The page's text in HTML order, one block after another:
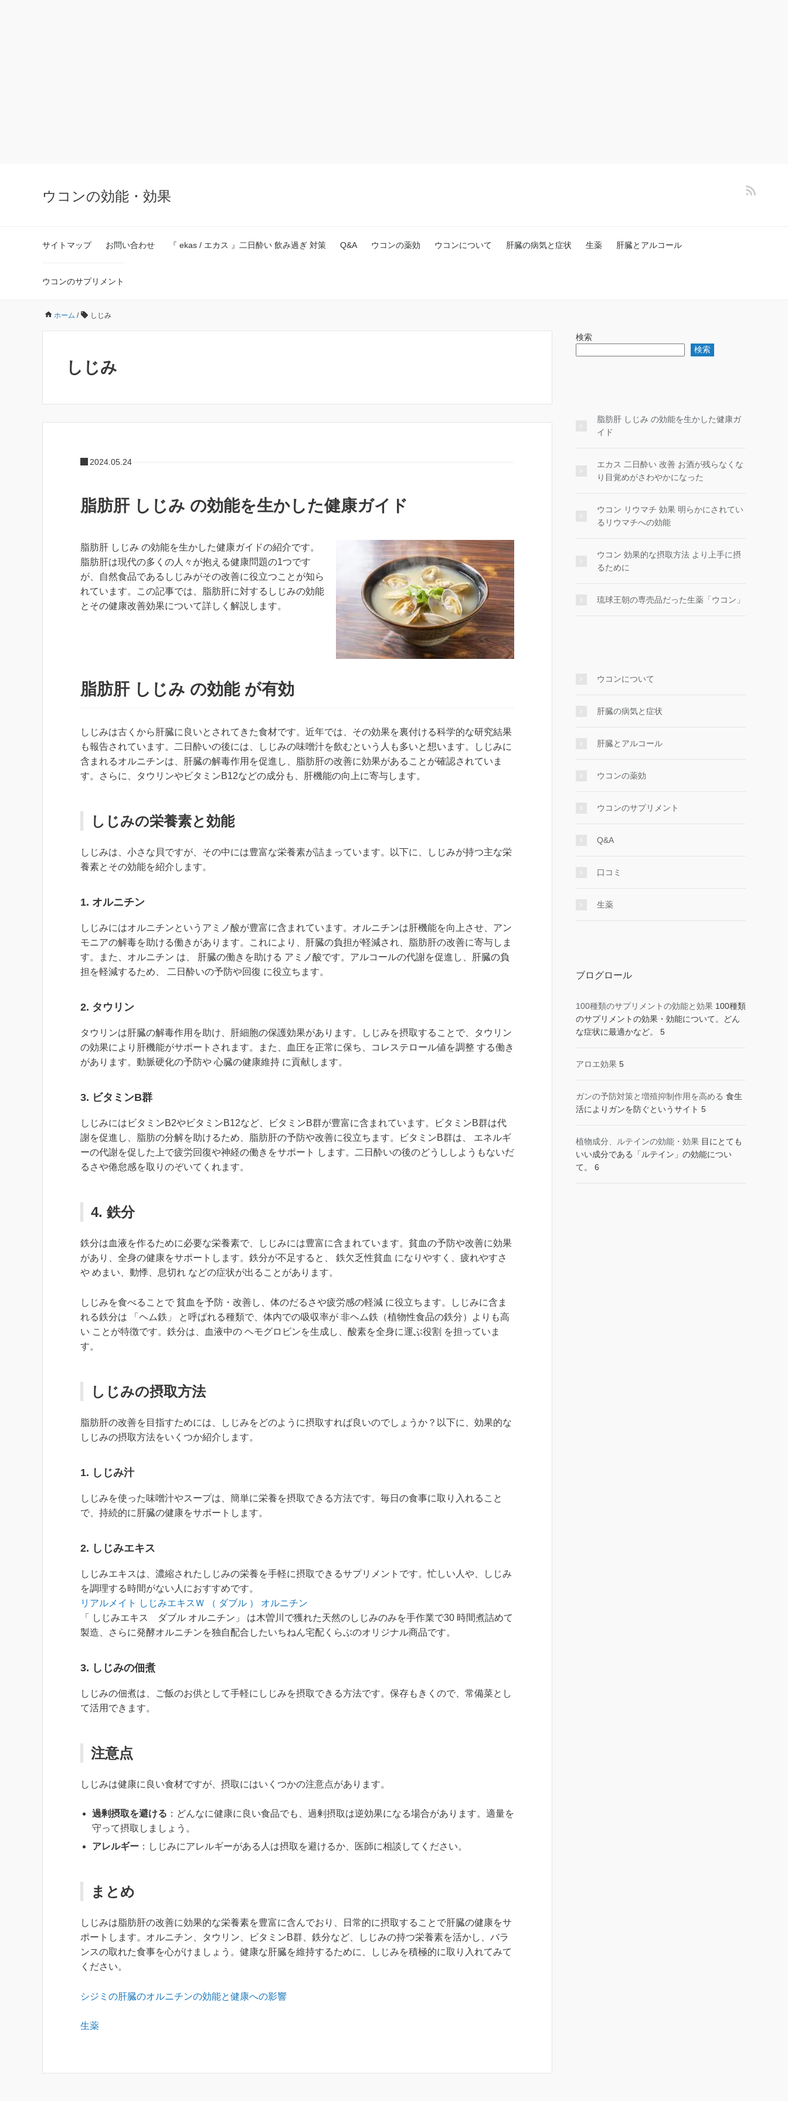
ウコンの効能・効果
サイトマップ お問い合わせ 『 ekas / エカス 』二日酔い 飲み過ぎ 対策 Q&A ウコンの薬効 ウコンについて 肝臓の病気と症状 生薬 肝臓とアルコール
ウコンのサプリメント
ホーム / しじみ
しじみ
2024.05.24
脂肪肝 しじみ の効能を生かした健康ガイド
脂肪肝 しじみ の効能を生かした健康ガイドの紹介です。
脂肪肝は現代の多くの人々が抱える健康問題の1つです
が、自然食品であるしじみがその改善に役立つことが知ら
れています。この記事では、脂肪肝に対するしじみの効能
とその健康改善効果について詳しく解説します。
脂肪肝 しじみ の効能 が有効
しじみは古くから肝臓に良いとされてきた食材です。近年では、その効果を裏付ける科学的な研究結果
も報告されています。二日酔いの後には、しじみの味噌汁を飲むという人も多いと想います。しじみに
含まれるオルニチンは、肝臓の解毒作用を促進し、脂肪肝の改善に効果があることが確認されていま
す。さらに、タウリンやビタミンB12などの成分も、肝機能の向上に寄与します。
しじみの栄養素と効能
しじみは、小さな貝ですが、その中には豊富な栄養素が詰まっています。以下に、しじみが持つ主な栄
養素とその効能を紹介します。
1. オルニチン
しじみにはオルニチンというアミノ酸が豊富に含まれています。オルニチンは肝機能を向上させ、アン
モニアの解毒を助ける働きがあります。これにより、肝臓の負担が軽減され、脂肪肝の改善に寄与しま
す。また、オルニチン は、 肝臓の働きを助ける アミノ酸です。アルコールの代謝を促進し、肝臓の負
担を軽減するため、 二日酔いの予防や回復 に役立ちます。
2. タウリン
タウリンは肝臓の解毒作用を助け、肝細胞の保護効果があります。しじみを摂取することで、タウリン
の効果により肝機能がサポートされます。また、血圧を正常に保ち、コレステロール値を調整 する働き
があります。動脈硬化の予防や 心臓の健康維持 に貢献します。
3. ビタミンB群
しじみにはビタミンB2やビタミンB12など、ビタミンB群が豊富に含まれています。ビタミンB群は代
謝を促進し、脂肪の分解を助けるため、脂肪肝の予防や改善に役立ちます。ビタミンB群は、 エネルギ
ーの代謝を促した上で疲労回復や神経の働きをサポート します。二日酔いの後のどうししようもないだ
るさや倦怠感を取りのぞいてくれます。
4. 鉄分
鉄分は血液を作るために必要な栄養素で、しじみには豊富に含まれています。貧血の予防や改善に効果
があり、全身の健康をサポートします。鉄分が不足すると、 鉄欠乏性貧血 になりやすく、疲れやすさ
や めまい、動悸、息切れ などの症状が出ることがあります。
しじみを食べることで 貧血を予防・改善し、体のだるさや疲労感の軽減 に役立ちます。しじみに含ま
れる鉄分は 「ヘム鉄」 と呼ばれる種類で、体内での吸収率が 非ヘム鉄（植物性食品の鉄分）よりも高
い ことが特徴です。鉄分は、血液中の ヘモグロビンを生成し、酸素を全身に運ぶ役割 を担っていま
す。
しじみの摂取方法
脂肪肝の改善を目指すためには、しじみをどのように摂取すれば良いのでしょうか？以下に、効果的な
しじみの摂取方法をいくつか紹介します。
1. しじみ汁
しじみを使った味噌汁やスープは、簡単に栄養を摂取できる方法です。毎日の食事に取り入れること
で、持続的に肝臓の健康をサポートします。
2. しじみエキス
しじみエキスは、濃縮されたしじみの栄養を手軽に摂取できるサプリメントです。忙しい人や、しじみ
を調理する時間がない人におすすめです。
リアルメイト しじみエキスＷ （ ダブル ） オルニチン
「 しじみエキス ダブル オルニチン」 は木曽川で獲れた天然のしじみのみを手作業で30 時間煮詰めて
製造、さらに発酵オルニチンを独自配合したいちねん宅配くらぶのオリジナル商品です。
3. しじみの佃煮
しじみの佃煮は、ご飯のお供として手軽にしじみを摂取できる方法です。保存もきくので、常備菜とし
て活用できます。
注意点
しじみは健康に良い食材ですが、摂取にはいくつかの注意点があります。
過剰摂取を避ける ：どんなに健康に良い食品でも、過剰摂取は逆効果になる場合があります。適量を
守って摂取しましょう。
アレルギー ：しじみにアレルギーがある人は摂取を避けるか、医師に相談してください。
まとめ
しじみは脂肪肝の改善に効果的な栄養素を豊富に含んでおり、日常的に摂取することで肝臓の健康をサ
ポートします。オルニチン、タウリン、ビタミンB群、鉄分など、しじみの持つ栄養素を活かし、バラ
ンスの取れた食事を心がけましょう。健康な肝臓を維持するために、しじみを積極的に取り入れてみて
ください。
シジミの肝臓のオルニチンの効能と健康への影響
生薬
検索
検索
脂肪肝 しじみ の効能を生かした健康ガ
イド
エカス 二日酔い 改善 お酒が残らなくな
り目覚めがさわやかになった
ウコン リウマチ 効果 明らかにされてい
るリウマチへの効能
ウコン 効果的な摂取方法 より上手に摂
るために
琉球王朝の専売品だった生薬「ウコン」
ウコンについて
肝臓の病気と症状
肝臓とアルコール
ウコンの薬効
ウコンのサプリメント
Q&A
口コミ
生薬
ブログロール
100種類のサプリメントの効能と効果 100種類
のサプリメントの効果・効能について。どん
な症状に最適かなど。 5
アロエ効果 5
ガンの予防対策と増殖抑制作用を高める 食生
活によりガンを防ぐというサイト 5
植物成分、ルテインの効能・効果 目にとても
いい成分である「ルテイン」の効能につい
て。 6